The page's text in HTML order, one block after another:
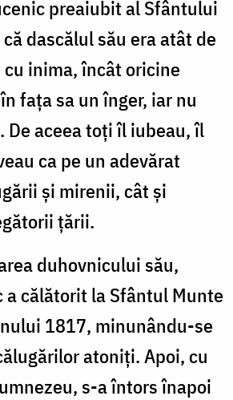
preaiubit al Sfântului
dascălul său era atât de
inima, încât oricine
fața sa un înger, iar nu
De aceea toți îl iubeau, îl
ca pe un adevărat
și mirenii, cât și
țării.
duhovnicului său,
călătorit la Sfântul Munte
1817, minunându-se
atoniți. Apoi, cu
s-a întors înapoi